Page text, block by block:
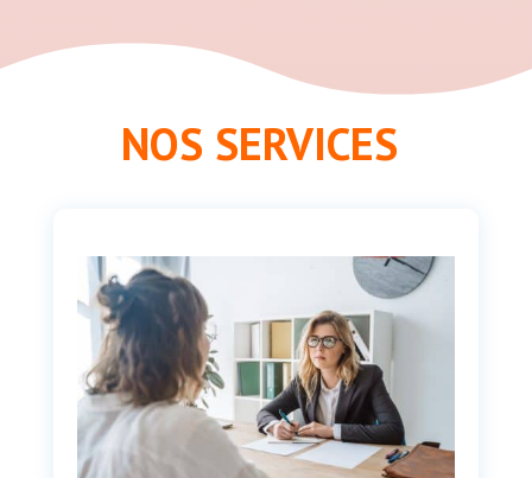
i
NOS SERVICES